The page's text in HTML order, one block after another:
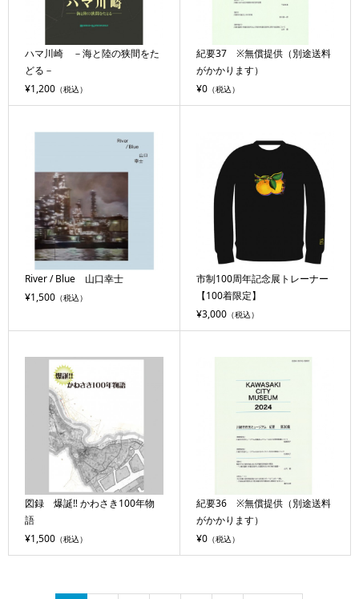
ハマ川崎 －海と陸の狭間をた
どる－
¥1,200 （税込）
紀要37 ※無償提供（別途送料
がかかります）
¥0（税込）
River / Blue 山口幸士
¥1,500 （税込）
市制100周年記念展トレーナー
【100着限定】
¥3,000（税込）
図録 爆誕‼ かわさき100年物
語
¥1,500 （税込）
紀要36 ※無償提供（別途送料
がかかります）
¥0（税込）